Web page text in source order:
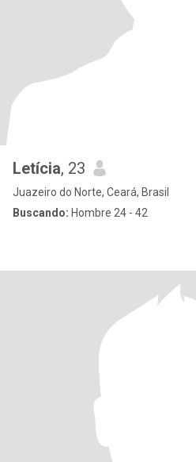
Letícia, 23
Juazeiro do Norte, Ceará, Brasil
Buscando: Hombre 24 - 42